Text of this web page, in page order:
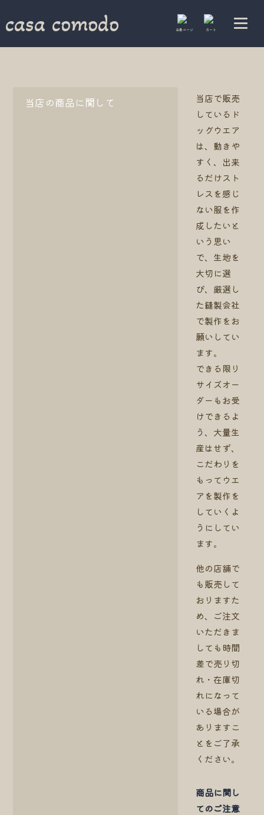
casa comodo 会員ページ カート
当店の商品に関して
当店で販売
しているド
ッグウエア
は、動きや
すく、出来
るだけスト
レスを感じ
ない服を作
成したいと
いう思い
で、生地を
大切に選
び、厳選し
た縫製会社
で製作をお
願いしてい
ます。
できる限り
サイズオー
ダーもお受
けできるよ
う、大量生
産はせず、
こだわりを
もってウエ
アを製作を
していくよ
うにしてい
ます。
他の店舗で
も販売して
おりますた
め、ご注文
いただきま
しても時間
差で売り切
れ・在庫切
れになって
いる場合が
ありますこ
とをご了承
ください。
商品に関し
てのご注意